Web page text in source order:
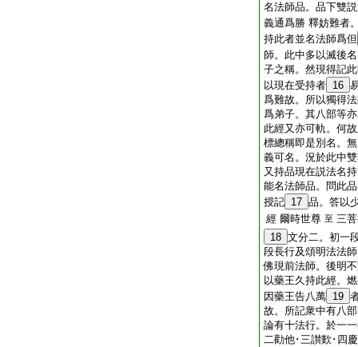
名法師品。品下雙
義通爲勝 釋妨難者
持此者並名法師爲但
師。此中多以滅後
子之稱。然現得記
以現在受持者 16
爲難故。所以獨得
爲弟子。其八部等
此經又亦可軌。何
標總稱即是別名。
義可名。況於此中
又持品現在説法名
能名法師品。問此
授記 17 品。答以
經 爾時世尊 至 三
18 文分二。初一
段長行及頌明法法
佛現前法師。後明
以藥王久持此經。
因藥王告八萬 19
故。所記衆中有八
論有十法行。於一
二勸他･三讃歎･四